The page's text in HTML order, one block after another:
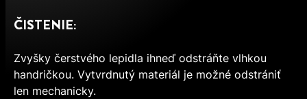
ČISTENIE:
Zvyšky čerstvého lepidla ihneď odstráňte vlhkou
handričkou. Vytvrdnutý materiál je možné odstrániť
len mechanicky.